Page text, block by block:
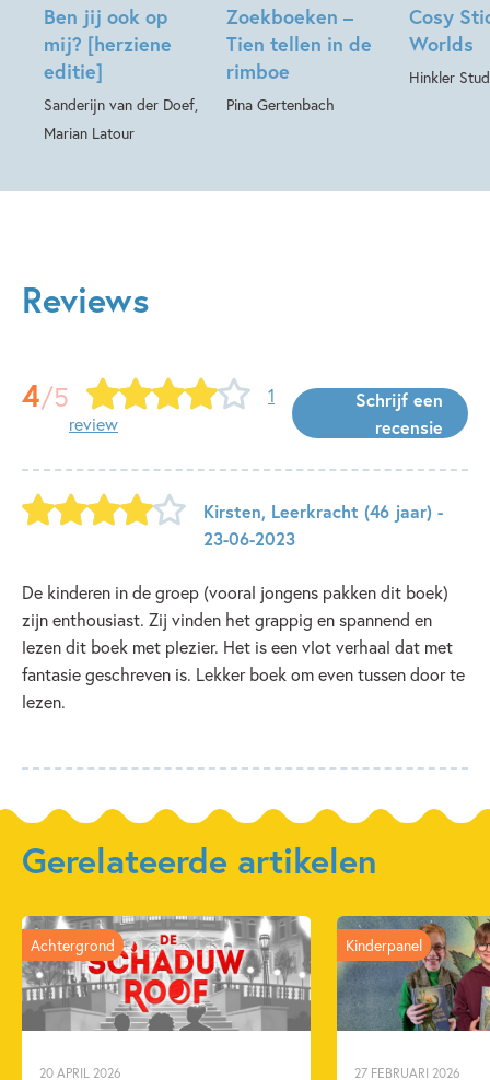
Ben jij ook op
mij? [herziene
editie]
Sanderijn van der Doef,
Marian Latour
Zoekboeken –
Tien tellen in de
rimboe
Pina Gertenbach
Cosy
Worlds
Hinkler
Reviews
4/5
1
review
Schrijf een
recensie
Kirsten, Leerkracht (46 jaar) -
23-06-2023
De kinderen in de groep (vooral jongens pakken dit boek)
zijn enthousiast. Zij vinden het grappig en spannend en
lezen dit boek met plezier. Het is een vlot verhaal dat met
fantasie geschreven is. Lekker boek om even tussen door te
lezen.
Gerelateerde artikelen
20 APRIL 2026
Achtergrond
27 FEBRUARI 2026
Kinderpanel